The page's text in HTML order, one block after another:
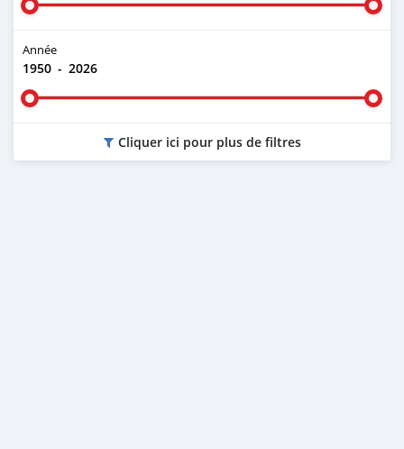
Année
1950 - 2026
Cliquer ici pour plus de filtres